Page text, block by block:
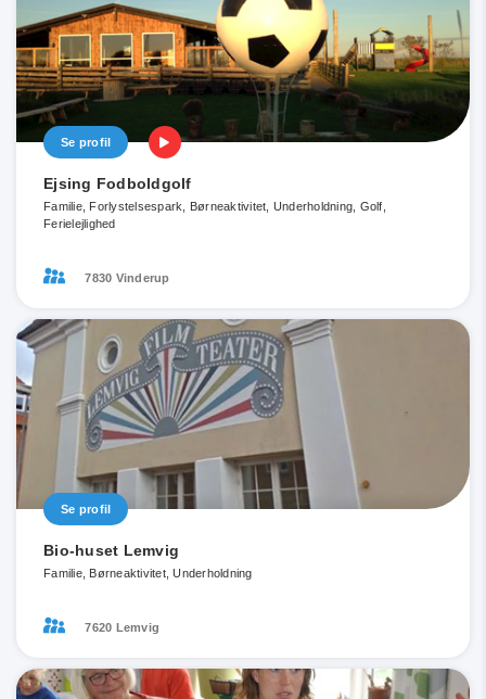
Se profil
Ejsing Fodboldgolf
Familie, Forlystelsespark, Børneaktivitet, Underholdning, Golf,
Ferielejlighed
7830 Vinderup
Se profil
Bio-huset Lemvig
Familie, Børneaktivitet, Underholdning
7620 Lemvig